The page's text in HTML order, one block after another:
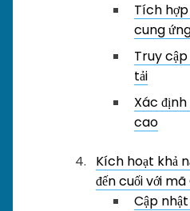
Tích
cung
Truy cập
tải
Xác
cao
Kích hoạt khả
đến cuối với
Cập